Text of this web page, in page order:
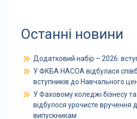
Останні новини
Додатковий набір – 2026:
У ФКБА НАСОА відбулася
вступників до Навчального
У Фаховому коледжі бізнесу
відбулося урочисте вручення
випускникам